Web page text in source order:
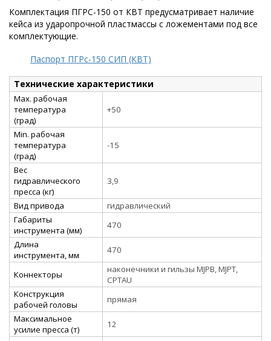
Комплектация ПГРС-150 от КВТ предусматривает наличие
кейса из ударопрочной пластмассы с ложементами под все
комплектующие.
Паспорт ПГРс-150 СИП (КВТ)
Технические характеристики
Max. рабочая
температура
(град)
+50
Min. рабочая
температура
(град)
-15
Вес
гидравлического
пресса (кг)
3,9
Вид привода
гидравлический
Габариты
инструмента (мм)
470
Длина
инструмента, мм
470
Коннекторы
наконечники и гильзы MJPB, MJPT,
CPTAU
Конструкция
рабочей головы
прямая
Максимальное
усилие пресса (т)
12